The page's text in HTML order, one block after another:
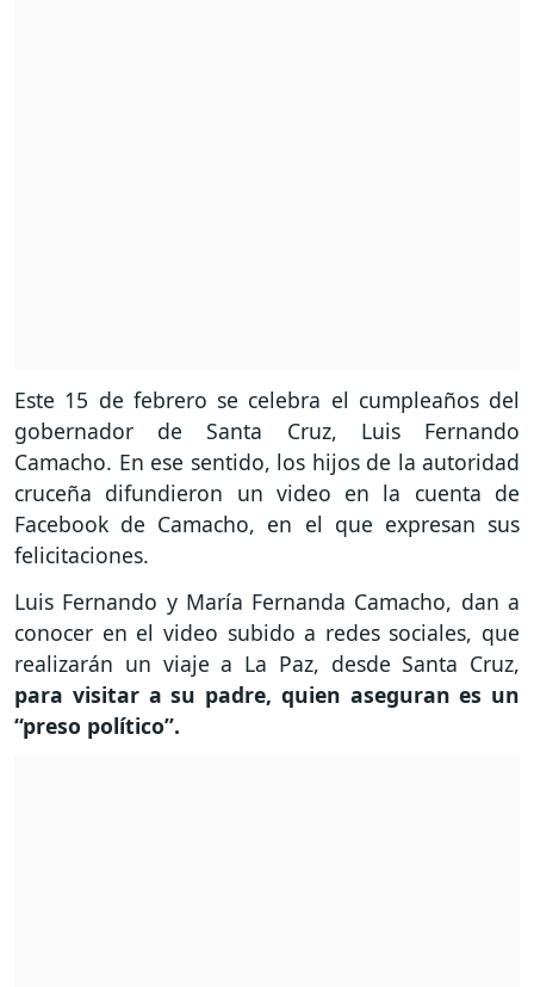
Este 15 de febrero se celebra el cumpleaños del
gobernador de Santa Cruz, Luis Fernando
Camacho. En ese sentido, los hijos de la autoridad
cruceña difundieron un video en la cuenta de
Facebook de Camacho, en el que expresan sus
felicitaciones.
Luis Fernando y María Fernanda Camacho, dan a
conocer en el video subido a redes sociales, que
realizarán un viaje a La Paz, desde Santa Cruz,
para visitar a su padre, quien aseguran es un
“preso político”.